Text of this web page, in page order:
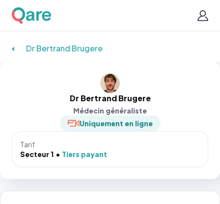
Dr Bertrand Brugere
Dr Bertrand Brugere
Médecin généraliste
Uniquement en ligne
Tarif
Secteur 1
Tiers payant